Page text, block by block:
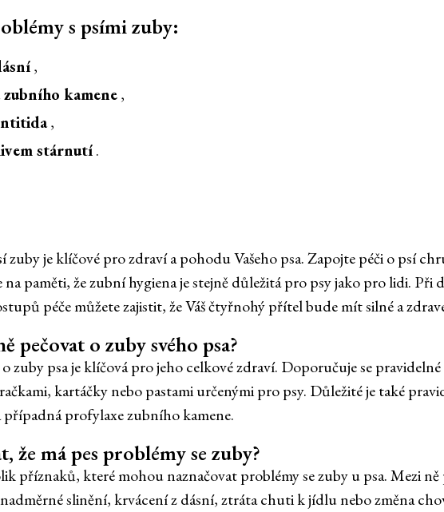
s psími zuby:
,
kamene,
,
stárnutí.
zuby je klíčové pro zdraví a pohodu Vašeho psa. Zapojte péči o psí
na paměti, že zubní hygiena je stejně důležitá pro psy jako pro lidi. Při
péče můžete zajistit, že Váš čtyřnohý přítel bude mít silné a
pečovat o zuby svého psa?
o zuby psa je klíčová pro jeho celkové zdraví. Doporučuje se
kartáčky nebo pastami určenými pro psy. Důležité je také
případná profylaxe zubního kamene.
že má pes problémy se zuby?
příznaků, které mohou naznačovat problémy se zuby u psa. Mezi
slinění, krvácení z dásní, ztráta chuti k jídlu nebo změna